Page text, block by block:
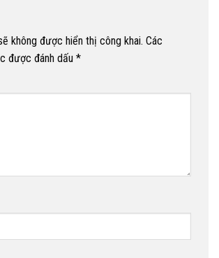
không được hiển thị công khai. Các
được đánh dấu *